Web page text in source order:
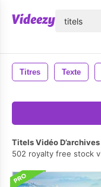
Titres Texte
Titels Vidéo D’archives
502 royalty free stock